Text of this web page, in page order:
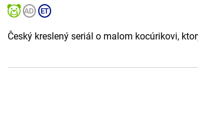
Český kreslený seriál o malom kocúrikovi,